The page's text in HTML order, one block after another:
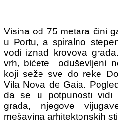
Visina od 75 metara čini
u Portu, a spiralno
vodi iznad krovova
vrh, bićete oduševljeni
koji seže sve do reke
Vila Nova de Gaia.
da se u potpunosti vidi
grada, njegove
mešavina arhitektonskih